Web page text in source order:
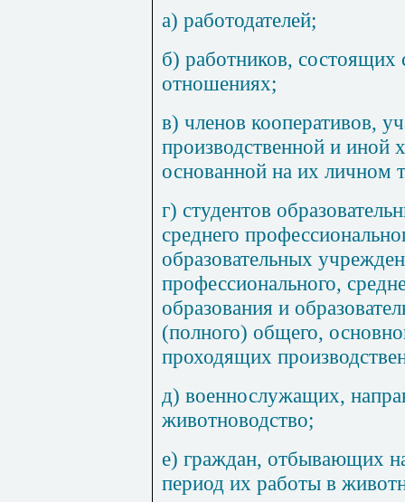
а) работодателей;
б) работников, состоящих
отношениях;
в) членов кооперативов,
производственной и иной
основанной на их личном
г) студентов
среднего
образовательных
профессионального,
образования и
(полного) общего,
проходящих
д) военнослужащих,
животноводство;
е) граждан, отбывающих
период их работы в